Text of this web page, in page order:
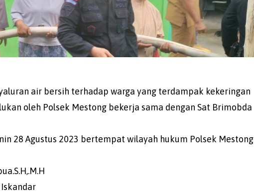
air bersih terhadap warga yang terdampak kekeringan
oleh Polsek Mestong bekerja sama dengan Sat Brimobda
28 Agustus 2023 bertempat wilayah hukum Polsek Mestong